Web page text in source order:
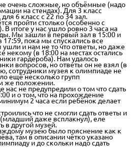
очень сложные, но объёмные (надо
на стендах). Для 3 класс
6 класс с 22 по 34 зал.
пройти столько (особенно с
итоге у нас ушло ровно 3 часа на
Мы зашли в первый зал в 15:00 и
пока мы спускались все
и нам не то что ответы, но даже
некому (в 18:00 на местах остались
гардероба). Нам удалось
вопросов, но ответы он не взял (в
сотрудники музея к олимпиаде не
ещё несколько групп
же положении.
нас не предупредили о том что сдать
и о том, что на прохождение
2 часа если ребёнок делает
что не смогли сдать ответы и
даже всплакнул), еле
в другой музей.
музею было пояснение как к
там в описании чётко указано
и до скольки надо сдать